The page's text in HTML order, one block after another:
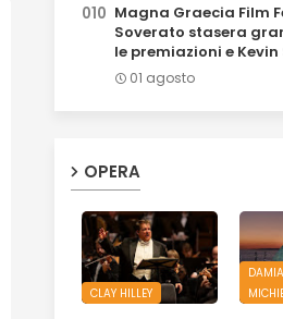
Magna Graecia Film
Soverato stasera
le premiazioni e Kevin
01 agosto
OPERA
CLAY HILLEY